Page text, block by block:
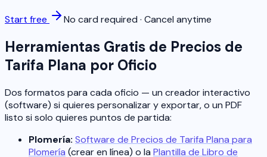
Start free No card required · Cancel anytime
Herramientas Gratis de Precios de
Tarifa Plana por Oficio
Dos formatos para cada oficio — un creador interactivo
(software) si quieres personalizar y exportar, o un PDF
listo si solo quieres puntos de partida:
Plomería: Software de Precios de Tarifa Plana para
Plomería (crear en línea) o la Plantilla de Libro de